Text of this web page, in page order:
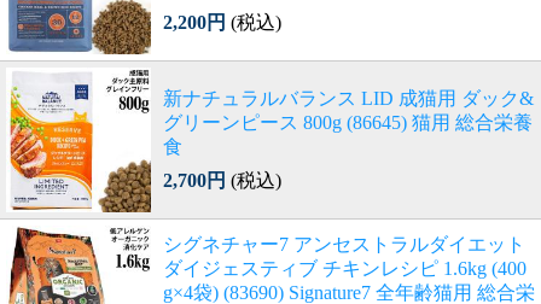
2,200円 (税込)
新ナチュラルバランス LID 成猫用 ダック&
グリーンピース 800g (86645) 猫用 総合栄養
食
2,700円 (税込)
シグネチャー7 アンセストラルダイエット
ダイジェスティブ チキンレシピ 1.6kg (400
g×4袋) (83690) Signature7 全年齢猫用 総合栄